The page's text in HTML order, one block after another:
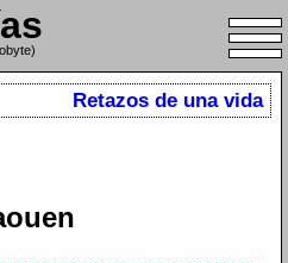
Retazos de una vida